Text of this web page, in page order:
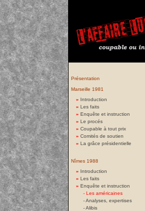
Présentation
Marseille 1981
» Introduction
» Les faits
» Enquête et instruction
» Le procés
» Coupable à tout prix
» Comités de soutien
» La grâce présidentielle
Nîmes 1988
» Introduction
» Les faits
» Enquête et instruction
- Les américaines
-Analyses, expertises
-Alibis